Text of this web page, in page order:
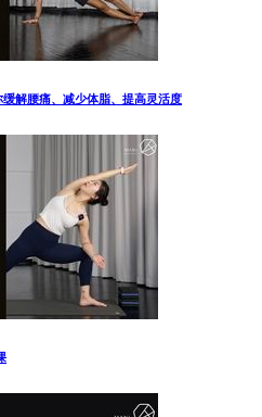
解腰痛、减少体脂、提高灵活度